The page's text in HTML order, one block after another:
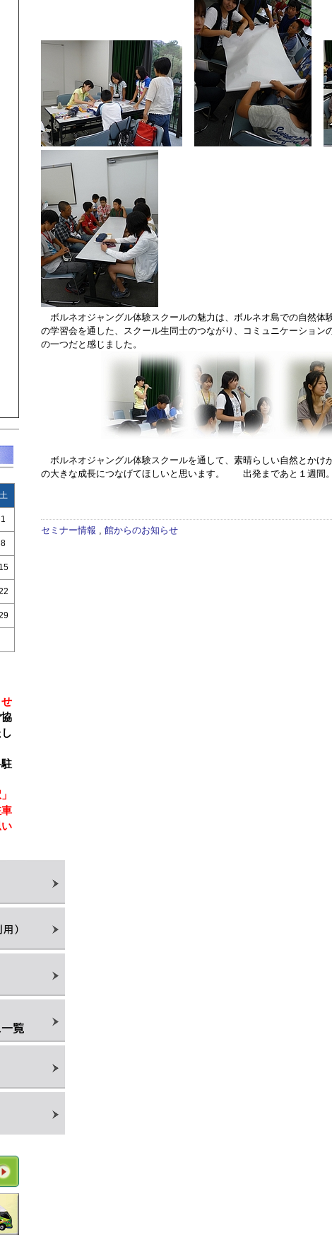
土
1
8
15
ボルネオジャングル体験スクールの魅力は、ボルネオ島での自然体
の学習会を通した、スクール生同士のつながり、コミュニケーション
の一つだと感じました。
ボルネオジャングル体験スクールを通して、素晴らしい自然とかけ
の大きな成長につなげてほしいと思います。 出発まであと１週間。
セミナー情報 , 館からのお知らせ